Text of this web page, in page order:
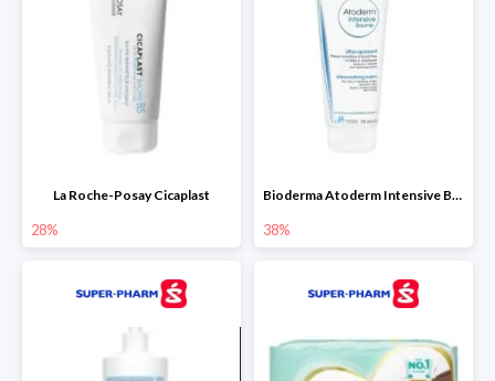
La Roche-Posay Cicaplast
28%
Bioderma Atoderm Intensive Baume
38%